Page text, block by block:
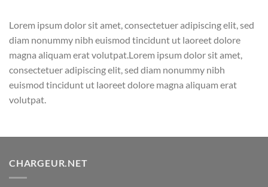
Lorem ipsum dolor sit amet, consectetuer adipiscing elit, sed
diam nonummy nibh euismod tincidunt ut laoreet dolore
magna aliquam erat volutpat.Lorem ipsum dolor sit amet,
consectetuer adipiscing elit, sed diam nonummy nibh
euismod tincidunt ut laoreet dolore magna aliquam erat
volutpat.
CHARGEUR.NET